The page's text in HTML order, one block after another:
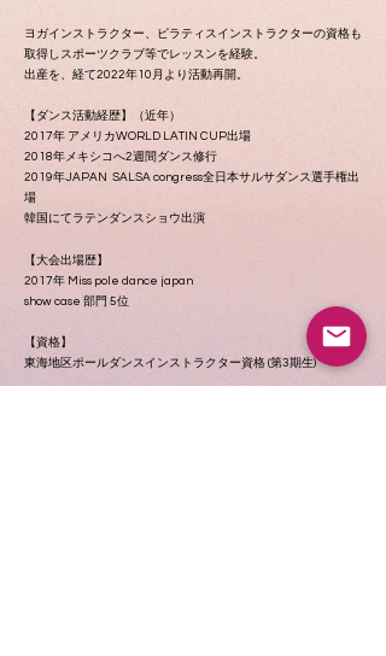
ヨガインストラクター、ピラティスインストラクターの資格も
取得しスポーツクラブ等でレッスンを経験。
出産を、経て2022年10月より活動再開。
【ダンス活動経歴】（近年）
2017年 アメリカWORLD LATIN CUP出場
2018年メキシコへ2週間ダンス修行
2019年JAPAN SALSA congress全日本サルサダンス選手権出
場
韓国にてラテンダンスショウ出演
【大会出場歴】
2017年 Miss pole dance japan
show case 部門 5位
【資格】
東海地区ポールダンスインストラクター資格 (第3期生)